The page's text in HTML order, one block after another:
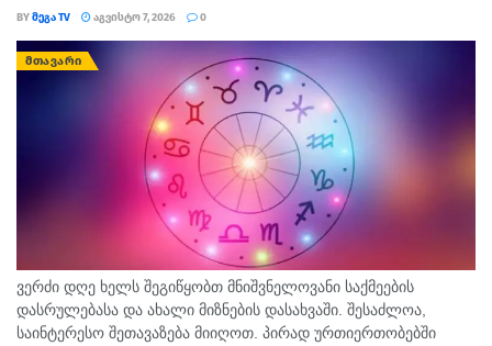
BYᲛᲔᲒᲐ TV ᲐᲒᲕᲘᲡᲢᲝ 7, 2026 0
ᲛᲗᲐᲕᲐᲠᲘ
ვერძი დღე ხელს შეგიწყობთ მნიშვნელოვანი საქმეების
დასრულებასა და ახალი მიზნების დასახვაში. შესაძლოა,
საინტერესო შეთავაზება მიიღოთ. პირად ურთიერთობებში